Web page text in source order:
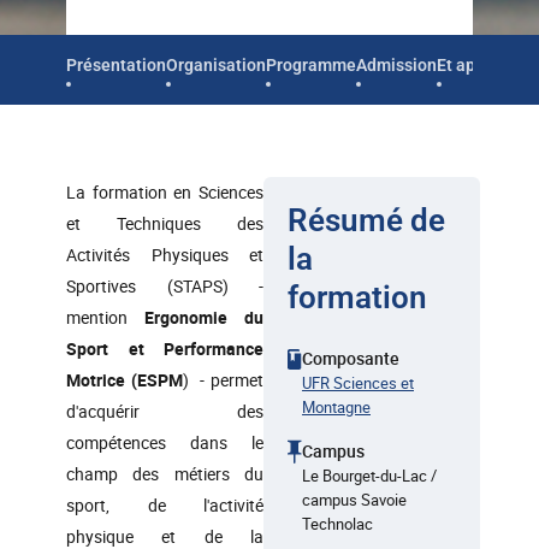
PrésentationOrganisationProgrammeAdmissionEt après
La formation en Sciences
et Techniques des
Activités Physiques et
Sportives (STAPS) -
mention Ergonomie du
Sport et Performance
Motrice (ESPM) - permet
d'acquérir des
compétences dans le
champ des métiers du
sport, de l'activité
physique et de la
Résumé de
la
formation
Composante
UFR Sciences et
Montagne
Campus
Le Bourget-du-Lac /
campus Savoie
Technolac